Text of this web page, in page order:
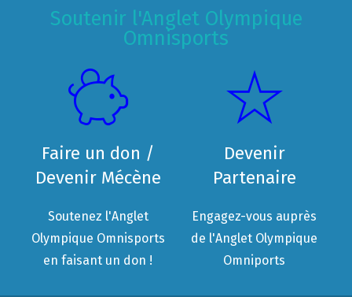
Soutenir l'Anglet Olympique
Omnisports
Faire un don /
Devenir Mécène
Soutenez l'Anglet
Olympique Omnisports
en faisant un don !
Devenir
Partenaire
Engagez-vous auprès
de l'Anglet Olympique
Omniports